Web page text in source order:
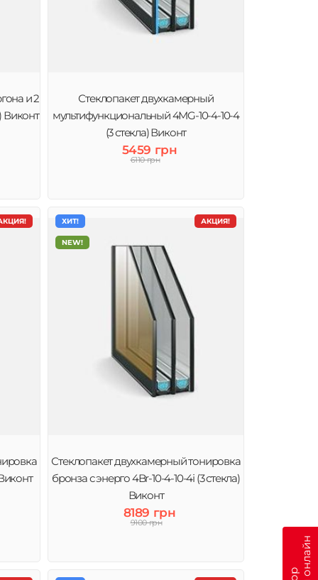
и 2
Виконт
Стеклопакет двухкамерный
мультифункциональный 4MG-10-4-10-4
(3 стекла) Виконт
5459 грн
6110 грн
АКЦИЯ!
ХИТ!
NEW!
Стеклопакет двухкамерный тонировка
бронза с энерго 4Br-10-4-10-4і (3 стекла)
Виконт
8189 грн
9100 грн